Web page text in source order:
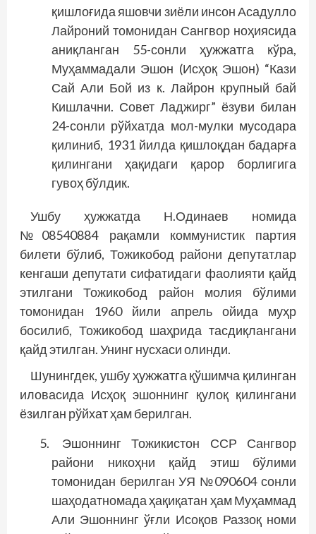
қишлоғида яшовчи зиёли инсон Асадулло
Лайроний томонидан Сангвор ноҳиясида
аниқланган 55-сонли ҳужжатга кўра,
Муҳаммадали Эшон (Исҳоқ Эшон) “Кази
Сай Али Бой из к. Лайрон крупный бай
Кишлачни. Совет Ладжирг” ёзуви билан
24-сонли рўйхатда мол-мулки мусодара
қилиниб, 1931 йилда қишлоқдан бадарға
қилингани ҳақидаги қарор борлигига
гувоҳ бўлдик.
Ушбу ҳужжатда Н.Одинаев номида
№08540884 рақамли коммунистик партия
билети бўлиб, Тожикобод ра­йони депутатлар
кенгаши депутати сифатидаги фаолияти қайд
этилгани Тожикобод район молия бўлими
томонидан 1960 йили апрель ойида муҳр
босилиб, Тожикобод шаҳрида тасдиқлангани
қайд этилган. Унинг нусхаси олинди.
Шунингдек, ушбу ҳужжатга қўшимча қилинган
иловасида Исҳоқ эшоннинг қулоқ қилингани
ёзилган рўйхат ҳам берилган.
Эшоннинг Тожикистон ССР Сангвор
райони никоҳни қайд этиш бўлими
томонидан берилган УЯ №090604 сонли
шаҳодатномада ҳақиқатан ҳам Муҳаммад
Али Эшоннинг ўғли Исоқов Раззоқ номи